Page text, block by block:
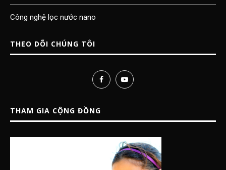
Công nghệ lọc nước nano
THEO DÕI CHÚNG TÔI
THAM GIA CỘNG ĐỒNG